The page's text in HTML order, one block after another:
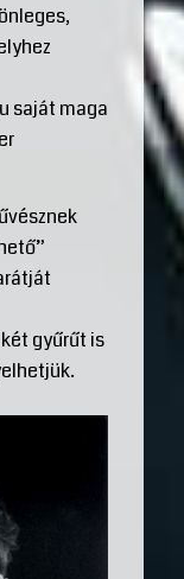
saját maga
gyűrűt is